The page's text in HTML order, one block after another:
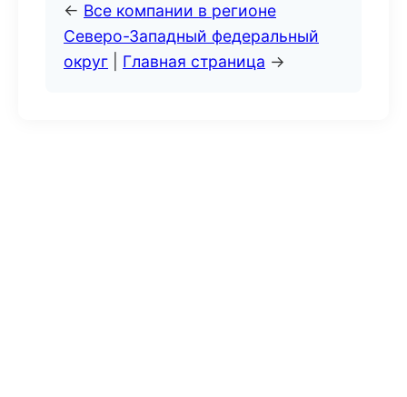
← Все компании в регионе
Северо-Западный федеральный
округ
Главная страница →